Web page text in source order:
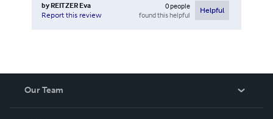
by REITZER Eva
Report this review
0people
found this helpful
Helpful
Our Team